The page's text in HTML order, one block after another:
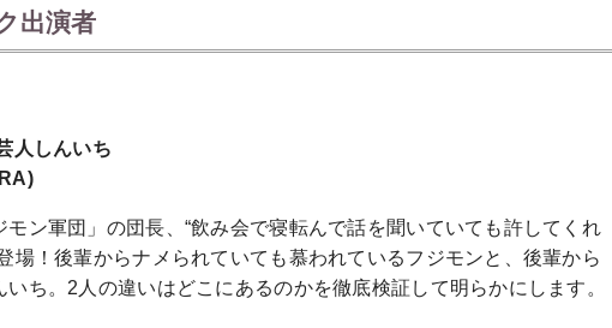
出演者
人しんいち
モン軍団」の団長、“飲み会で寝転んで話を聞いていても許してくれ
場！後輩からナメられていても慕われているフジモンと、後輩から
ち。2人の違いはどこにあるのかを徹底検証して明らかにします。